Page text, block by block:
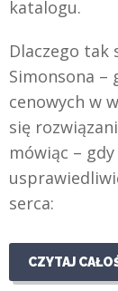
katalogu.
Dlaczego tak
Simonsona –
cenowych w
się
mówiąc –
serca:
CZYTAJ